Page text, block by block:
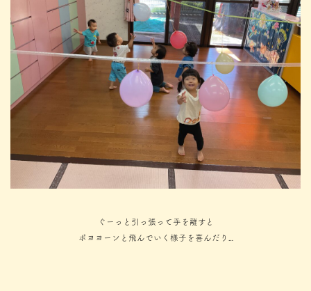
ぐーっと引っ張って手を離すと
ポヨヨーンと飛んでいく様子を喜んだり…